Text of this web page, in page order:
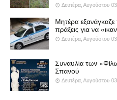
Δευτέρα, Αυγούστου
Μητέρα εξανάγκαζε
πράξεις για να
Δευτέρα, Αυγούστου
Συναυλία των
Σπανού
Δευτέρα, Αυγούστου